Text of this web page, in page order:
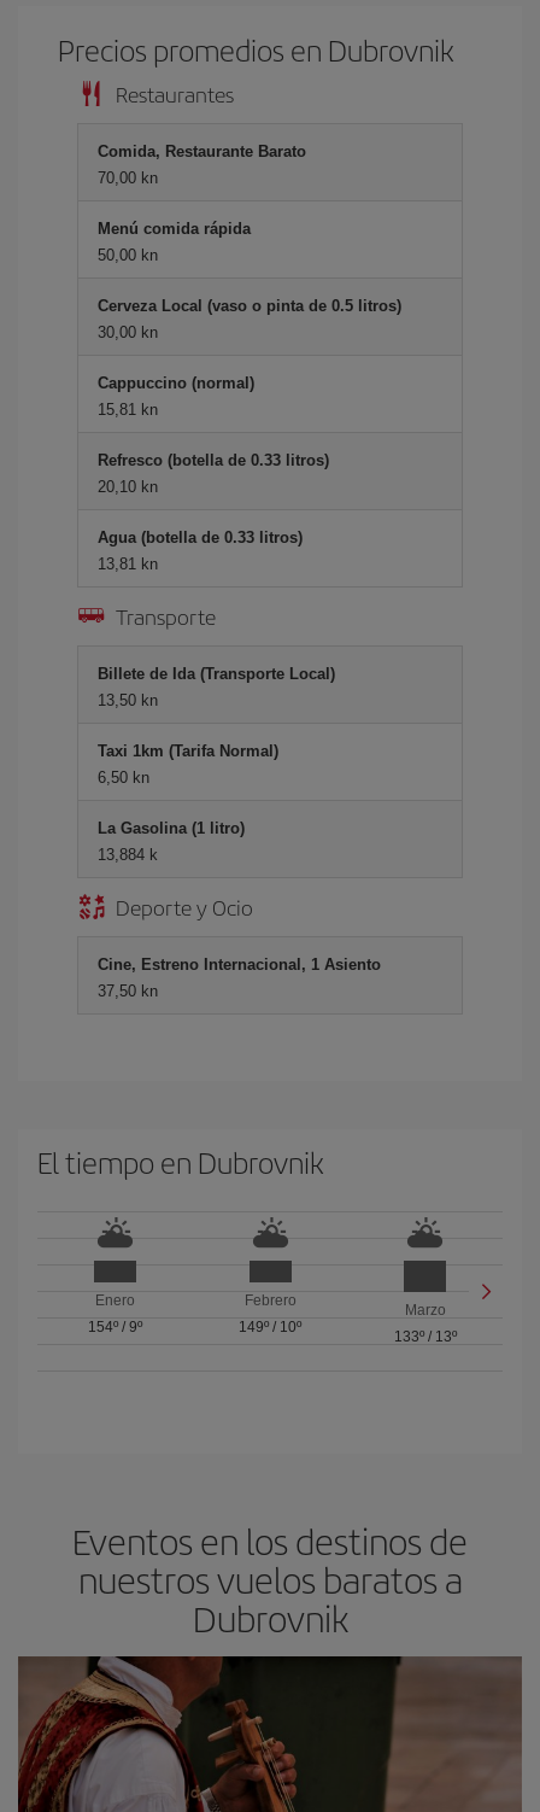
Precios promedios en Dubrovnik
Restaurantes
Comida, Restaurante Barato
70,00 kn
Menú comida rápida
50,00 kn
Cerveza Local (vaso o pinta de 0.5 litros)
30,00 kn
Cappuccino (normal)
15,81 kn
Refresco (botella de 0.33 litros)
20,10 kn
Agua (botella de 0.33 litros)
13,81 kn
Transporte
Billete de Ida (Transporte Local)
13,50 kn
Taxi 1km (Tarifa Normal)
6,50 kn
La Gasolina (1 litro)
13,884 k
Deporte y Ocio
Cine, Estreno Internacional, 1 Asiento
37,50 kn
El tiempo en Dubrovnik
Enero
154º/ 9º
Febrero
149º / 10º
Marzo
133º/ 13º
Eventos en los destinos de
nuestros vuelos baratos a
Dubrovnik